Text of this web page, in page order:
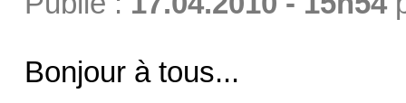
Bonjour à tous...